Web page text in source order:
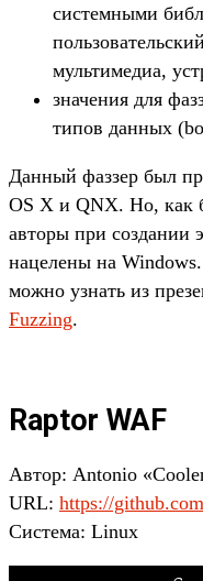
системными
мультимедиа,
значения для
типов данных
Данный фаззер был
OS X и QNX. Но, как
авторы при создании
нацелены на
можно узнать из
Fuzzing.
Raptor WAF
Автор: Antonio
URL: https://
Система: Linux